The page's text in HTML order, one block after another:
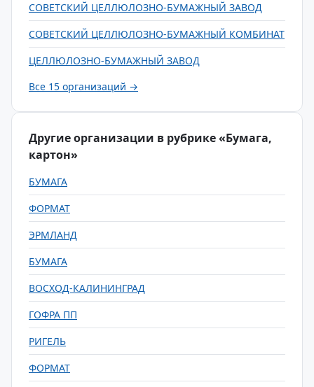
СОВЕТСКИЙ ЦЕЛЛЮЛОЗНО-БУМАЖНЫЙ ЗАВОД
СОВЕТСКИЙ ЦЕЛЛЮЛОЗНО-БУМАЖНЫЙ КОМБИНАТ
ЦЕЛЛЮЛОЗНО-БУМАЖНЫЙ ЗАВОД
Все 15 организаций →
Другие организации в рубрике «Бумага,
картон»
БУМАГА
ФОРМАТ
ЭРМЛАНД
БУМАГА
ВОСХОД-КАЛИНИНГРАД
ГОФРА ПП
РИГЕЛЬ
ФОРМАТ